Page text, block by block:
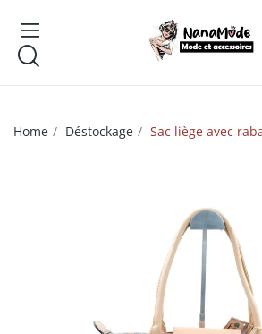
Home Déstockage Sac liège avec